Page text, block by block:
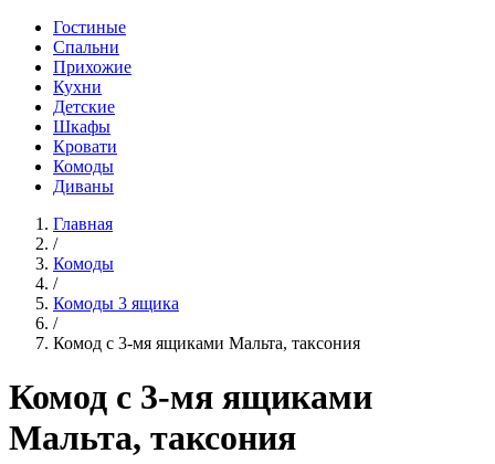
Гостиные
Спальни
Прихожие
Кухни
Детские
Шкафы
Кровати
Комоды
Диваны
Главная
/
Комоды
/
Комоды 3 ящика
/
Комод с 3-мя ящиками Мальта, таксония
Комод с 3-мя ящиками
Мальта, таксония